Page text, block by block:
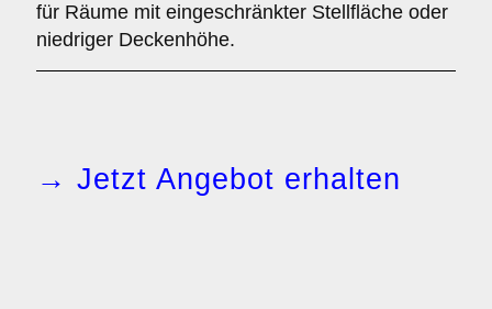
für Räume mit eingeschränkter Stellfläche oder
niedriger Deckenhöhe.
→ Jetzt Angebot erhalten